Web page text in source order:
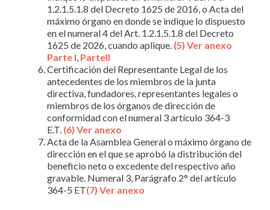
1.2.1.5.1.8 del Decreto 1625 de 2016, o Acta del
máximo órgano en donde se indique lo dispuesto
en el numeral 4 del Art. 1.2.1.5.1.8 del Decreto
1625 de 2026, cuando aplique. (5) Ver anexo
Parte I, ParteII
Certificación del Representante Legal de los
antecedentes de los miembros de la junta
directiva, fundadores, representantes legales o
miembros de los órganos de dirección de
conformidad con el numeral 3 artículo 364-3
E.T. (6) Ver anexo
Acta de la Asamblea General o máximo órgano de
dirección en el que se aprobó la distribución del
beneficio neto o excedente del respectivo año
gravable. Numeral 3, Parágrafo 2° del artículo
364-5 ET(7) Ver anexo